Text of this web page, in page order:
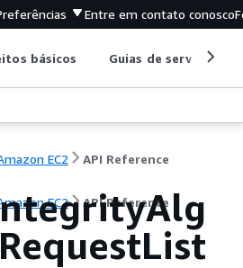
Entre em contato conosco
básicos Guias de serviço
EC2 API Reference
EC2 API Reference